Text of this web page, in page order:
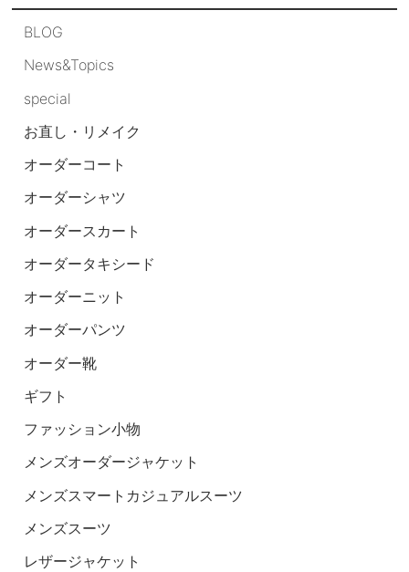
BLOG
News&Topics
special
お直し・リメイク
オーダーコート
オーダーシャツ
オーダースカート
オーダータキシード
オーダーニット
オーダーパンツ
オーダー靴
ギフト
ファッション小物
メンズオーダージャケット
メンズスマートカジュアルスーツ
メンズスーツ
レザージャケット